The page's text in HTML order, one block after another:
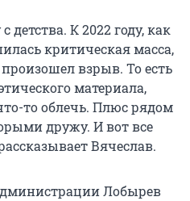
К 2022 году, как
критическая масса,
взрыв. То есть
материала,
то облечь. Плюс рядом
дружу. И вот все
Вячеслав.
Лобырев